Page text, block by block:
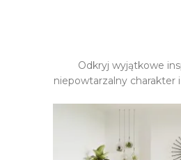
Odkryj wyjątkowe
niepowtarzalny charakter